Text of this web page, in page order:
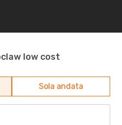
low cost
Sola andata